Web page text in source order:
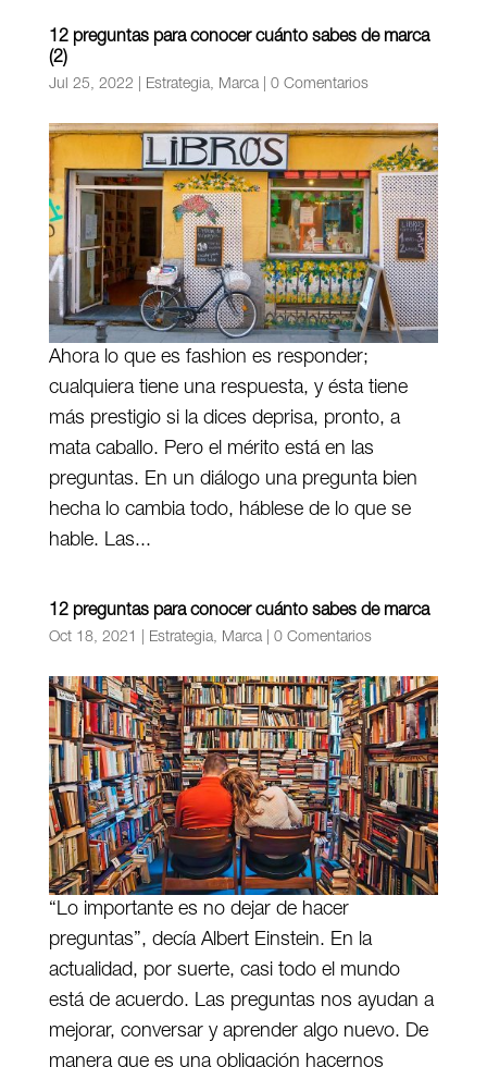
12 preguntas para conocer cuánto sabes de marca
(2)
Jul 25, 2022 Estrategia, Marca| 0 Comentarios
Ahora lo que es fashion es responder;
cualquiera tiene una respuesta, y ésta tiene
más prestigio si la dices deprisa, pronto, a
mata caballo. Pero el mérito está en las
preguntas. En un diálogo una pregunta bien
hecha lo cambia todo, háblese de lo que se
hable. Las...
12 preguntas para conocer cuánto sabes de marca
Oct 18, 2021 Estrategia, Marca| 0 Comentarios
“Lo importante es no dejar de hacer
preguntas”, decía Albert Einstein. En la
actualidad, por suerte, casi todo el mundo
está de acuerdo. Las preguntas nos ayudan a
mejorar, conversar y aprender algo nuevo. De
manera que es una obligación hacernos